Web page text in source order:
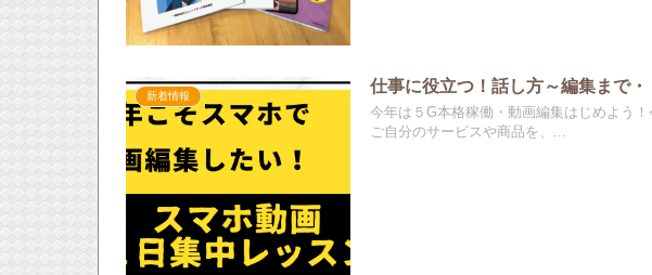
新着情報
仕事に役立つ！話し方～編集まで
今年は５G本格稼働・動画編集はじめよう
ご自分のサービスや商品を、...